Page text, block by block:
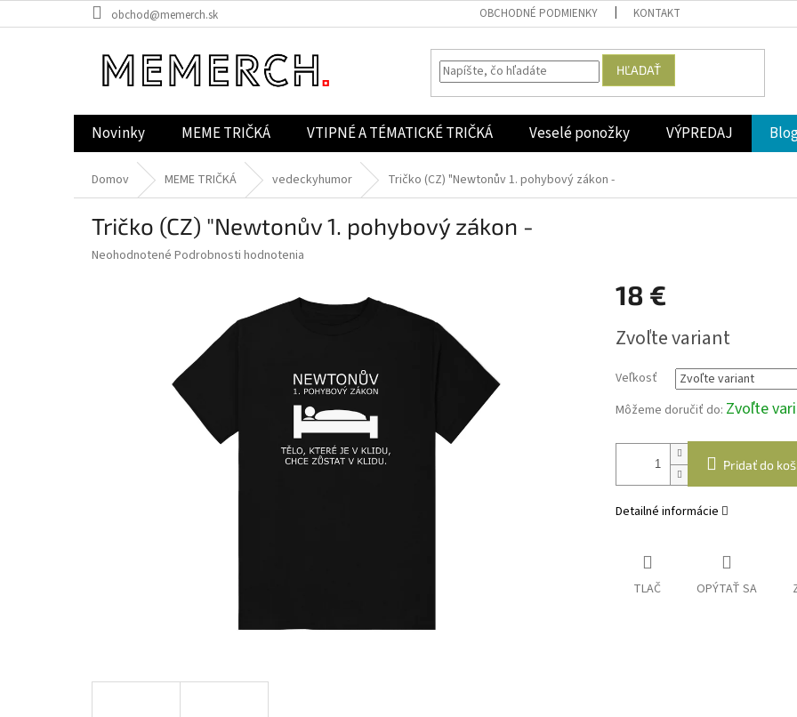
na
obchod@memerch.sk OBCHODNÉ PODMIENKY KONTAKT
HĽADAŤ
Novinky MEME TRIČKÁ VTIPNÉ A TÉMATICKÉ TRIČKÁ Veselé ponožky VÝPREDAJ
Domov MEME TRIČKÁ vedeckyhumor Tričko (CZ) "Newtonův 1. pohybový zákon -
Tričko (CZ) "Newtonův 1. pohybový zákon -
Priemerné
Neohodnotené Podrobnosti hodnotenia
18 €
cena:
Zvoľte variant
Veľkosť
Môžeme doručiť do: Zvoľte
Pridať do
Detailné informácie
TLAČ OPÝTAŤ SA